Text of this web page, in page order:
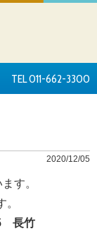
TEL 011-662-3300
2020/12/05
す。
。
長竹